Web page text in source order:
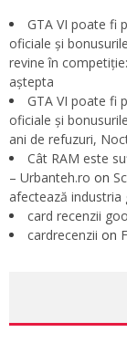
GTA VI poate fi
oficiale și
revine în
aștepta
GTA VI poate fi
oficiale și
ani de refuzuri,
Cât RAM este
– Urbanteh.ro on
afectează industria
card recenzii
cardrecenzii on